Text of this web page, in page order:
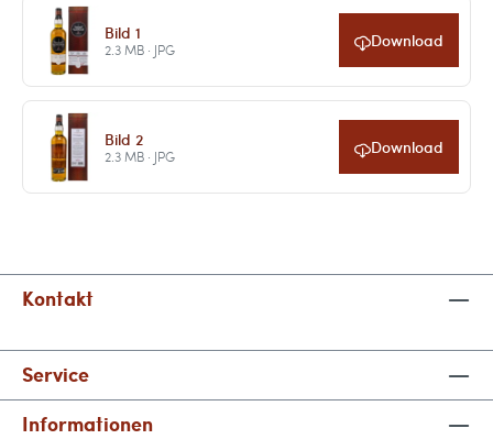
Bild 1
2.3 MB · JPG Download
Bild 2
2.3 MB · JPG Download
Kontakt
Service
Informationen